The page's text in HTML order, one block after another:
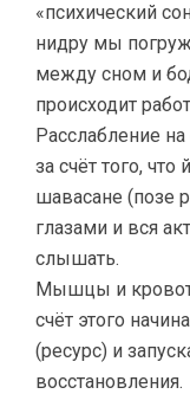
«психический
нидру мы
между сном и
происходит
Расслабление
за счёт того,
шавасане (позе
глазами и вся
слышать.
Мышцы и
счёт этого
(ресурс) и
восстановления.